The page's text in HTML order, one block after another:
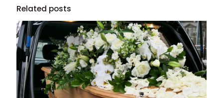
Related posts